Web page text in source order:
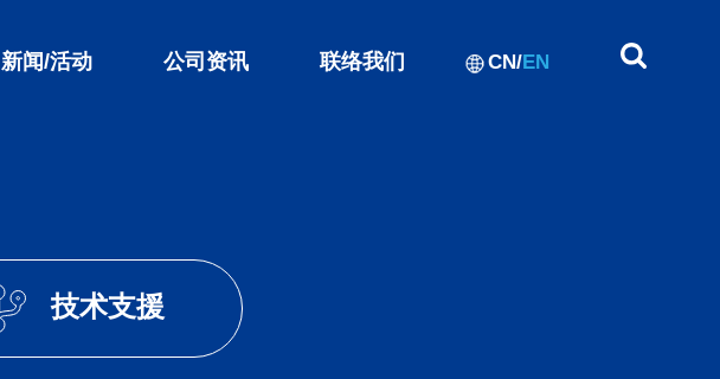
新闻/活动 公司资讯 联络我们 CN/EN
技术支援